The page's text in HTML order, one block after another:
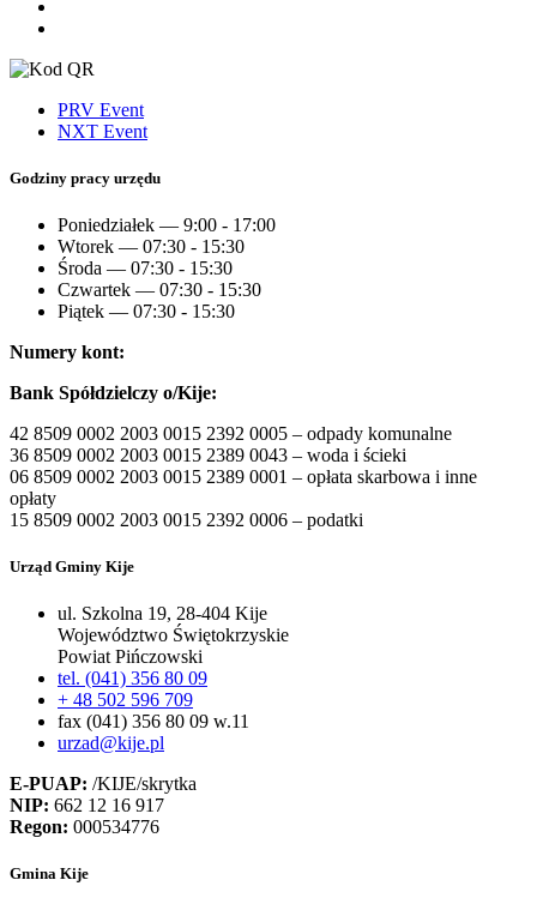
PRV Event
NXT Event
Godziny pracy urzędu
Poniedziałek — 9:00 - 17:00
Wtorek — 07:30 - 15:30
Środa — 07:30 - 15:30
Czwartek — 07:30 - 15:30
Piątek — 07:30 - 15:30
Numery kont:
Bank Spółdzielczy o/Kije:
42 8509 0002 2003 0015 2392 0005 – odpady komunalne
36 8509 0002 2003 0015 2389 0043 – woda i ścieki
06 8509 0002 2003 0015 2389 0001 – opłata skarbowa i inne
opłaty
15 8509 0002 2003 0015 2392 0006 – podatki
Urząd Gminy Kije
ul. Szkolna 19, 28-404 Kije
Województwo Świętokrzyskie
Powiat Pińczowski
tel. (041) 356 80 09
+ 48 502 596 709
fax (041) 356 80 09 w.11
urzad@kije.pl
E-PUAP: /KIJE/skrytka
NIP: 662 12 16 917
Regon: 000534776
Gmina Kije